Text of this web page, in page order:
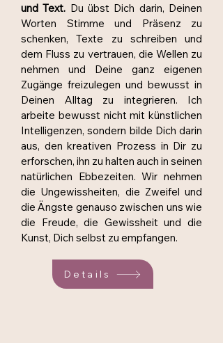
und Text. Du übst Dich darin, Deinen
Worten Stimme und Präsenz zu
schenken, Texte zu schreiben und
dem Fluss zu vertrauen, die Wellen zu
nehmen und Deine ganz eigenen
Zugänge freizulegen und bewusst in
Deinen Alltag zu integrieren. Ich
arbeite bewusst nicht mit künstlichen
Intelligenzen, sondern bilde Dich darin
aus, den kreativen Prozess in Dir zu
erforschen, ihn zu halten auch in seinen
natürlichen Ebbezeiten. Wir nehmen
die Ungewissheiten, die Zweifel und
die Ängste genauso zwischen uns wie
die Freude, die Gewissheit und die
Kunst, Dich selbst zu empfangen.
Details